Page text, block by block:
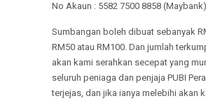
No Akaun : 5582 7500 8858 (Maybank)
Sumbangan boleh dibuat sebanyak
RM50 atau RM100. Dan jumlah
akan kami serahkan secepat yang
seluruh peniaga dan penjaja PUBI
terjejas, dan jika ianya melebihi akan